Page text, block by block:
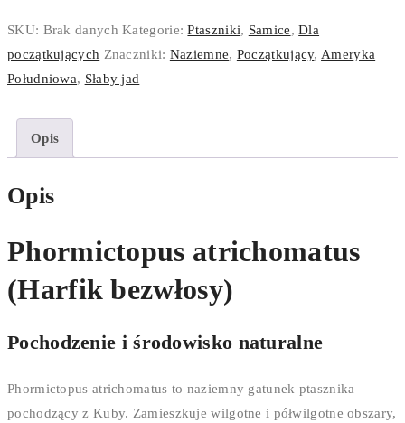
SKU: Brak danych Kategorie:Ptaszniki, Samice,Dla
początkujących Znaczniki: Naziemne, Początkujący, Ameryka
Południowa, Słaby jad
Opis
Opis
Phormictopus atrichomatus
(Harfik bezwłosy)
Pochodzenie i środowisko naturalne
Phormictopus atrichomatus to naziemny gatunek ptasznika
pochodzący z Kuby. Zamieszkuje wilgotne i półwilgotne obszary,